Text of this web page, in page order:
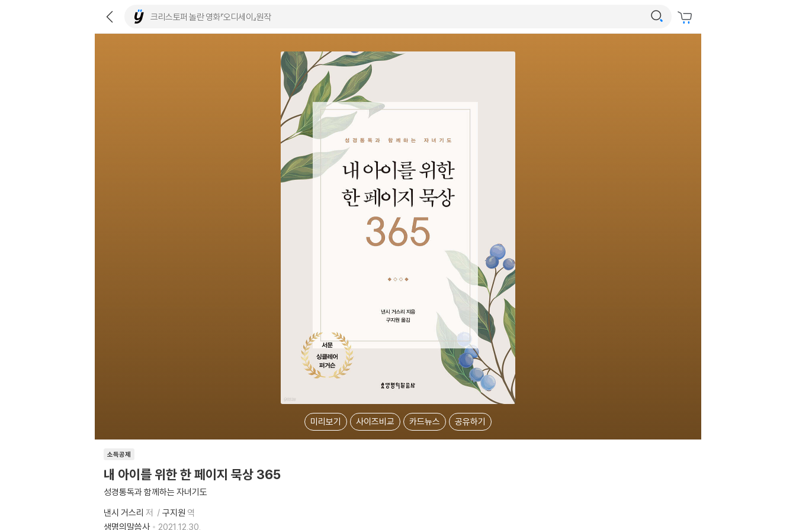
미리보기 사이즈비교 카드뉴스 공유하기
소득공제
내 아이를 위한 한 페이지 묵상 365
성경통독과 함께하는 자녀기도
낸시 거스리 저 구지원 역
생명의말씀사
2021.12.30.